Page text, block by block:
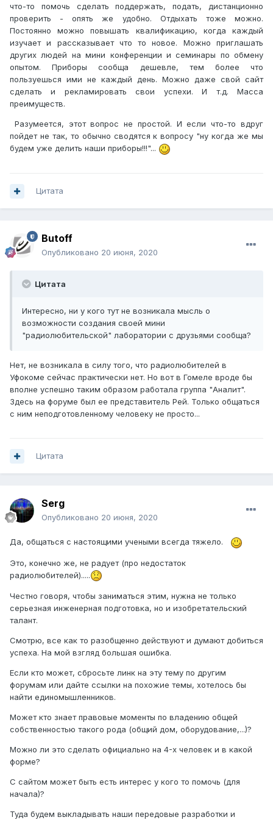
что-то помочь сделать поддержать, подать, дистанционно
проверить - опять же удобно. Отдыхать тоже можно.
Постоянно можно повышать квалификацию, когда каждый
изучает и рассказывает что то новое. Можно приглашать
других людей на мини конференции и семинары по обмену
опытом. Приборы сообща дешевле, тем более что
пользуешься ими не каждый день. Можно даже свой сайт
сделать и рекламировать свои успехи. И т.д. Масса
преимуществ.
Разумеется, этот вопрос не простой. И если что-то вдруг
пойдет не так, то обычно сводятся к вопросу "ну когда же мы
будем уже делить наши приборы!!!"...
Цитата
Butoff
Опубликовано 20 июня, 2020
Цитата
Интересно, ни у кого тут не возникала мысль о
возможности создания своей мини
"радиолюбительской" лаборатории с друзьями сообща?
Нет, не возникала в силу того, что радиолюбителей в
Уфокоме сейчас практически нет. Но вот в Гомеле вроде бы
вполне успешно таким образом работала группа "Аналит".
Здесь на форуме был ее представитель Рей. Только общаться
с ним неподготовленному человеку не просто...
Цитата
Serg
Опубликовано 20 июня, 2020
Да, общаться с настоящими учеными всегда тяжело.
Это, конечно же, не радует (про недостаток
радиолюбителей).....
Честно говоря, чтобы заниматься этим, нужна не только
серьезная инженерная подготовка, но и изобретательский
талант.
Смотрю, все как то разобщенно действуют и думают добиться
успеха. На мой взгляд большая ошибка.
Если кто может, сбросьте линк на эту тему по другим
форумам или дайте ссылки на похожие темы, хотелось бы
найти единомышленников.
Может кто знает правовые моменты по владению общей
собственностью такого рода (общий дом, оборудование,...)?
Можно ли это сделать официально на 4-х человек и в какой
форме?
С сайтом может быть есть интерес у кого то помочь (для
начала)?
Туда будем выкладывать наши передовые разработки и